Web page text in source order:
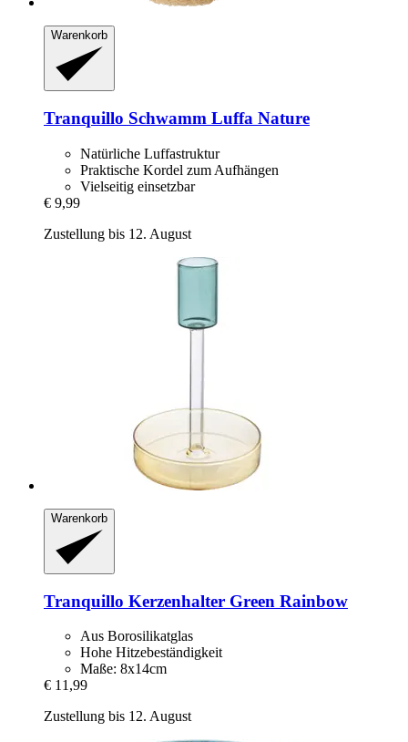
Warenkorb
Tranquillo Schwamm Luffa Nature
Natürliche Luffastruktur
Praktische Kordel zum Aufhängen
Vielseitig einsetzbar
€ 9,99
Zustellung bis 12. August
Warenkorb
Tranquillo Kerzenhalter Green Rainbow
Aus Borosilikatglas
Hohe Hitzebeständigkeit
Maße: 8x14cm
€ 11,99
Zustellung bis 12. August